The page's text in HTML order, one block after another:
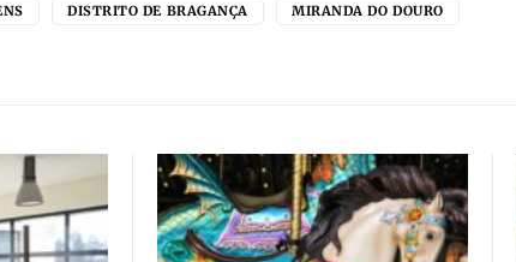
DISTRITO DE BRAGANÇA MIRANDA DO DOURO